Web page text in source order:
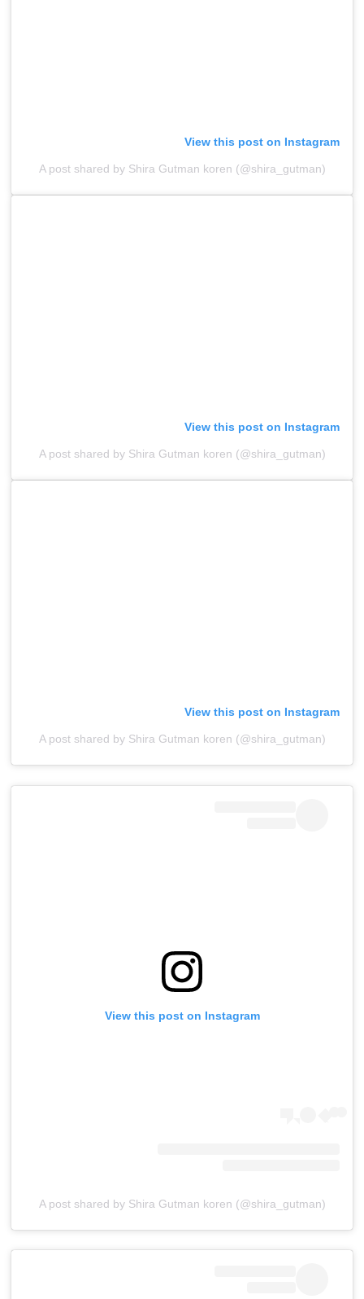
View this post on Instagram
A post shared by Shira Gutman koren (@shira_gutman)
View this post on Instagram
A post shared by Shira Gutman koren (@shira_gutman)
View this post on Instagram
A post shared by Shira Gutman koren (@shira_gutman)
View this post on Instagram
A post shared by Shira Gutman koren (@shira_gutman)